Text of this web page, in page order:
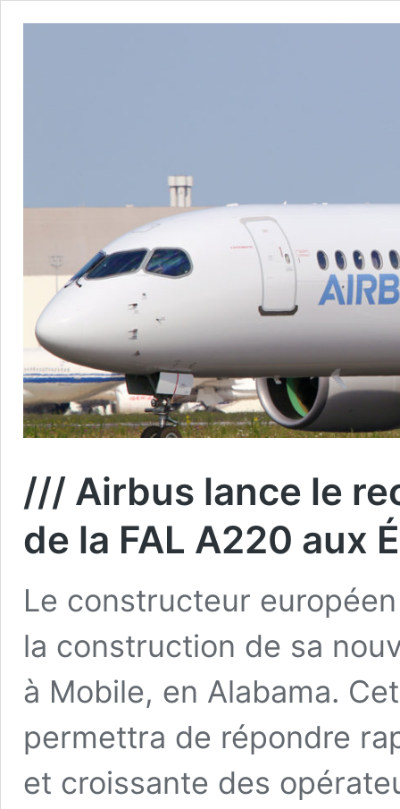
/// Airbus lance le
de la FAL A220 aux
Le constructeur
la construction de sa
à Mobile, en Alabama.
permettra de répondre
et croissante des